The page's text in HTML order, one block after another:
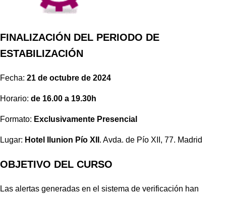
FINALIZACIÓN DEL PERIODO DE
ESTABILIZACIÓN
Fecha: 21 de octubre de 2024
Horario: de 16.00 a 19.30h
Formato: Exclusivamente Presencial
Lugar: Hotel Ilunion Pío XII . Avda. de Pío XII, 77. Madrid
OBJETIVO DEL CURSO
Las alertas generadas en el sistema de verificación han